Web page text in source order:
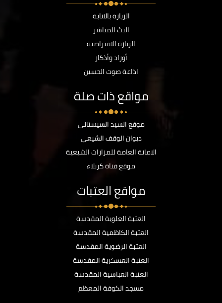
الزيارة بالانابة
البث المباشر
الزيارة الافتراضية
أوراد وأذكار
اذاعة صوت الحسين
مواقع ذات صلة
موقع السيد السيستاني
ديوان الوقف الشيعي
الامانة العامة للمزارات الشيعية
موقع قناة كربلاء
مواقع العتبات
العتبة العلوية المقدسة
العتبة الكاظمية المقدسة
العتبة الرضوية المقدسة
العتبة العسكرية المقدسة
العتبة العباسية المقدسة
مسجد الكوفة المعظم